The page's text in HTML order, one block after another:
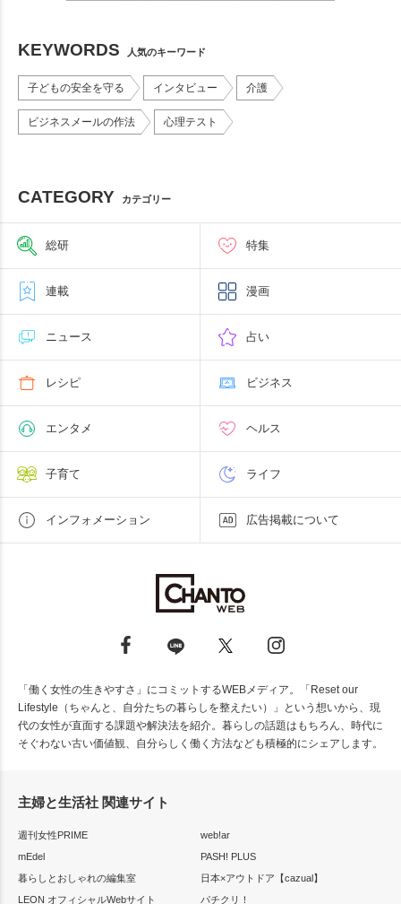
KEYWORDS 人気のキーワード
子どもの安全を守る インタビュー 介護
ビジネスメールの作法 心理テスト
CATEGORY カテゴリー
総研 特集
連載 漫画
ニュース 占い
レシピ ビジネス
エンタメ ヘルス
子育て ライフ
インフォメーション 広告掲載について
「働く女性の生きやすさ」にコミットするWEBメディア。「Reset our
Lifestyle（ちゃんと、自分たちの暮らしを整えたい）」という想いから、現
代の女性が直面する課題や解決法を紹介。暮らしの話題はもちろん、時代に
そぐわない古い価値観、自分らしく働く方法なども積極的にシェアします。
主婦と生活社 関連サイト
週刊女性PRIME
web!ar
mEdel
PASH! PLUS
暮らしとおしゃれの編集室
日本×アウトドア【cazual】
LEON オフィシャルWebサイト
パチクリ！